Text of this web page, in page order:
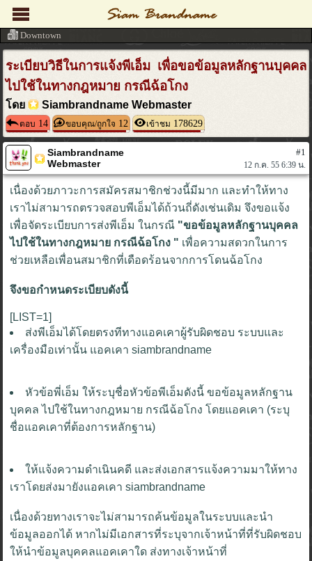
ระเบียบวิธีในการแจ้งพีเอ็ม เพื่อขอข้อมูลหลักฐานบุคคล
ไปใช้ในทางกฎหมาย กรณีฉ้อโกง
โดย Siambrandname Webmaster
ตอบ 14 ขอบคุณ/ถูกใจ 12 เข้าชม 178629
Siambrandname
Webmaster
#1
12 ก.ค. 55 6:39 น.
เนื่องด้วยภาวะการสมัครสมาชิกช่วงนี้มีมาก และทำให้ทาง
เราไม่สามารถตรวจสอบพีเอ็มได้ถ้วนถี่ดังเช่นเดิม จึงขอแจ้ง
เพื่อจัดระเบียบการส่งพีเอ็ม ในกรณี "ขอข้อมูลหลักฐานบุคคล
ไปใช้ในทางกฎหมาย กรณีฉ้อโกง " เพื่อความสดวกในการ
ช่วยเหลือเพื่อนสมาชิกที่เดือดร้อนจากการโดนฉ้อโกง
จึงขอกำหนดระเบียบดังนี้
[LIST=1]
ส่งพีเอ็มได้โดยตรงทีทางแอคเคาผู้รับผิดชอบ ระบบและ
เครื่องมือเท่านั้น แอคเคา siambrandname
หัวข้อพี่เอ็ม ให้ระบุชื่อหัวข้อพีเอ็มดังนี้ ขอข้อมูลหลักฐาน
บุคคล ไปใช้ในทางกฎหมาย กรณีฉ้อโกง โดยแอคเคา (ระบุ
ชื่อแอคเคาที่ต้องการหลักฐาน)
ให้แจ้งความดำเนินคดี และส่งเอกสารแจ้งความมาให้ทาง
เราโดยส่งมายังแอคเคา siambrandname
เนื่องด้วยทางเราจะไม่สามารถค้นข้อมูลในระบบและนำ
ข้อมูลออกได้ หากไม่มีเอกสารที่ระบุจากเจ้าหน้าที่ที่รับผิดชอบ
ให้นำข้อมูลบุคคลแอคเคาใด ส่งทางเจ้าหน้าที่
Downtown